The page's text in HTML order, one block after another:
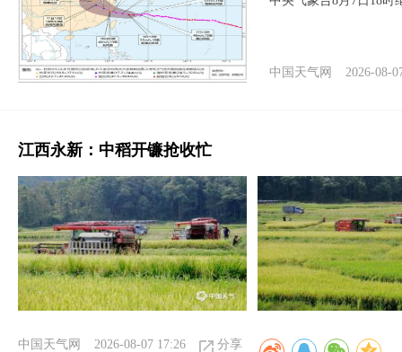
中国天气网 2026-08-
江西永新：中稻开镰抢收忙
中国天气网 2026-08-07 17:26 分享